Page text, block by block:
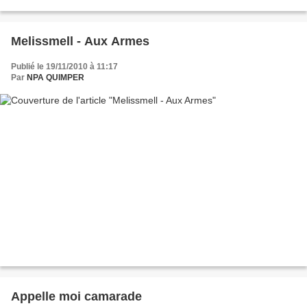
Melissmell - Aux Armes
Publié le 19/11/2010 à 11:17
Par NPA QUIMPER
Appelle moi camarade